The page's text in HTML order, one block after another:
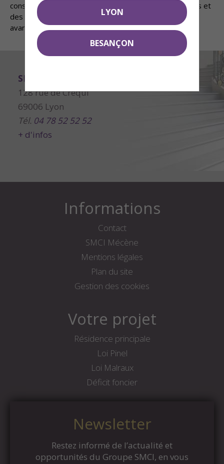
conseillers. Le non-respect des obligations déclaratives et
des engagements de location entraînent la perte des
avantages fiscaux.
LYON
BESANÇON
SMCI Editeur Immobilier Lyon
128 rue de Créqui
69006 Lyon
Tél. 04 78 52 52 52
+ d'infos
Informations
Contact
SMCI Mécène
Mentions légales
Plan du site
Gestion des cookies
Votre projet
Résidence principale
Loi Pinel
Loi Malraux
Déficit foncier
Newsletter
Restez informé de l’actualité et
opportunités du Groupe SMCI, en vous